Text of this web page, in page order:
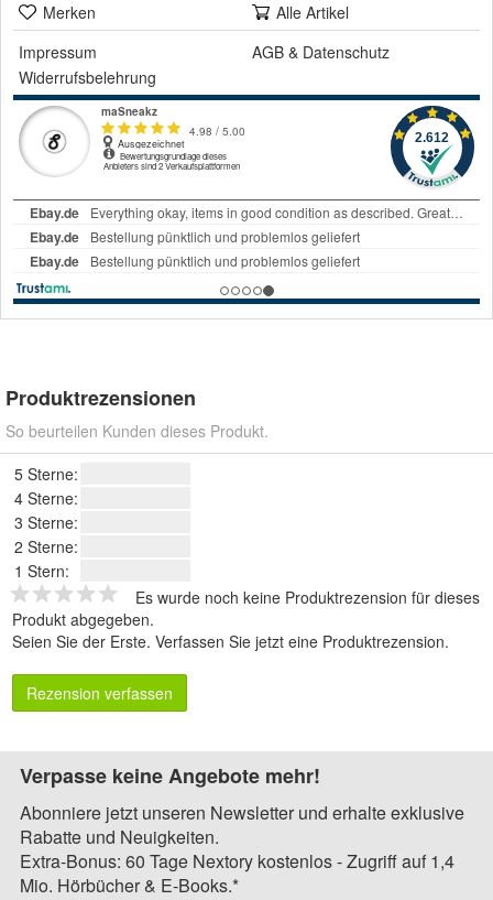
Merken
Alle Artikel
Impressum
AGB & Datenschutz
Widerrufsbelehrung
Produktrezensionen
So beurteilen Kunden dieses Produkt.
5 Sterne:
4 Sterne:
3 Sterne:
2 Sterne:
1 Stern:
Es wurde noch keine Produktrezension für dieses
Produkt abgegeben.
Seien Sie der Erste. Verfassen Sie jetzt eine Produktrezension.
Rezension verfassen
Verpasse keine Angebote mehr!
Abonniere jetzt unseren Newsletter und erhalte exklusive
Rabatte und Neuigkeiten.
Extra-Bonus: 60 Tage Nextory kostenlos - Zugriff auf 1,4
Mio. Hörbücher & E-Books.*